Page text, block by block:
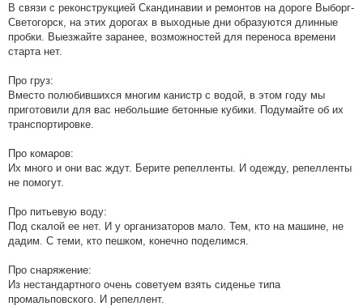
В связи с реконструкцией Скандинавии и ремонтов на дороге Выборг-
Светогорск, на этих дорогах в выходные дни образуются длинные
пробки. Выезжайте заранее, возможностей для переноса времени
старта нет.
Про груз:
Вместо полюбившихся многим канистр с водой, в этом году мы
приготовили для вас небольшие бетонные кубики. Подумайте об их
транспортировке.
Про комаров:
Их много и они вас ждут. Берите репелленты. И одежду, репелленты
не помогут.
Про питьевую воду:
Под скалой ее нет. И у организаторов мало. Тем, кто на машине, не
дадим. С теми, кто пешком, конечно поделимся.
Про снаряжение:
Из нестандартного очень советуем взять сиденье типа
промальповского. И репеллент.